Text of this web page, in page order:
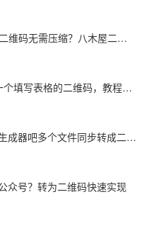
维码无需压缩？八木屋二维
填写表格的二维码，教程分
成器吧多个文件同步转成二维
众号？转为二维码快速实现